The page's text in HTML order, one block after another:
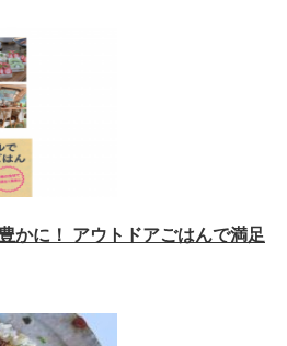
かに！ アウトドアごはんで満足